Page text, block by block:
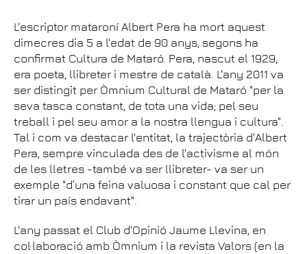
L'escriptor mataroní Albert Pera ha mort aquest
dimecres dia 5 a l'edat de 90 anys, segons ha
confirmat Cultura de Mataró. Pera, nascut el 1929,
era poeta, llibreter i mestre de català. L'any 2011 va
ser distingit per Òmnium Cultural de Mataró "per la
seva tasca constant, de tota una vida; pel seu
treball i pel seu amor a la nostra llengua i cultura".
Tal i com va destacar l'entitat, la trajectòria d'Albert
Pera, sempre vinculada des de l'activisme al món
de les lletres -també va ser llibreter- va ser un
exemple "d’una feina valuosa i constant que cal per
tirar un país endavant".
L'any passat el Club d'Opinió Jaume Llevina, en
col·laboració amb Òmnium i la revista Valors (en la